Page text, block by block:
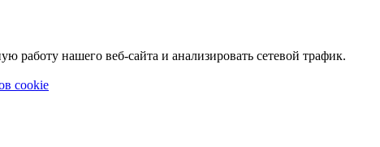
работу нашего веб-сайта и анализировать сетевой трафик.
cookie